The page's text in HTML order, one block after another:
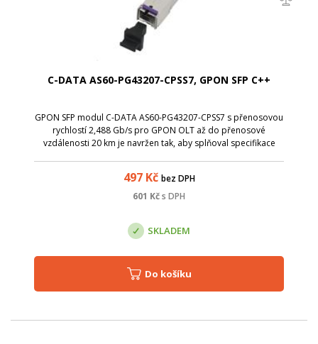
C-DATA AS60-PG43207-CPSS7, GPON SFP C++
GPON SFP modul C-DATA AS60-PG43207-CPSS7 s přenosovou
rychlostí 2,488 Gb/s pro GPON OLT až do přenosové
vzdálenosti 20 km je navržen tak, aby splňoval specifikace
497Kč bez DPH
601 Kčs DPH
SKLADEM
Do košíku